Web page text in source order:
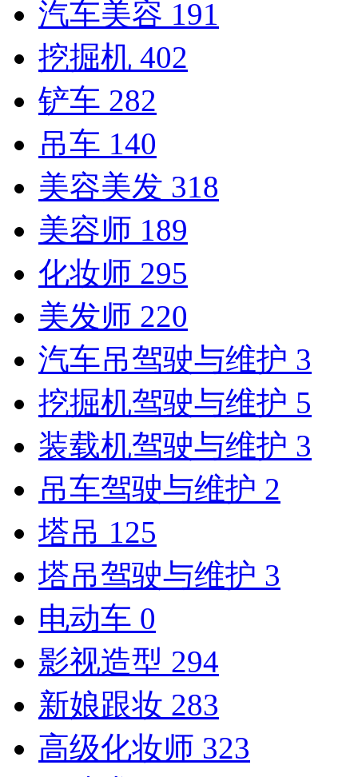
汽车美容 191
挖掘机 402
铲车 282
吊车 140
美容美发 318
美容师 189
化妆师 295
美发师 220
汽车吊驾驶与维护 3
挖掘机驾驶与维护 5
装载机驾驶与维护 3
吊车驾驶与维护 2
塔吊 125
塔吊驾驶与维护 3
电动车 0
影视造型 294
新娘跟妆 283
高级化妆师 323